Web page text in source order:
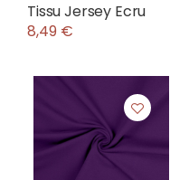
Tissu Jersey Ecru
8,49 €